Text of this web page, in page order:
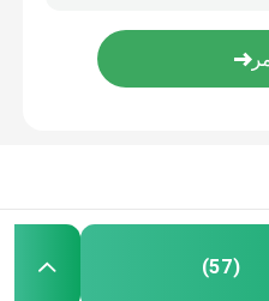
(57)